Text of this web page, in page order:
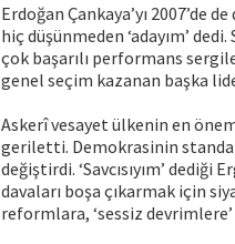
Erdoğan Çankaya’yı 2007’de
hiç düşünmeden ‘adayım’
çok başarılı performans
genel seçim kazanan başka
Askerî vesayet ülkenin en
geriletti. Demokrasinin
değiştirdi. ‘Savcısıyım’
davaları boşa çıkarmak için
reformlara, ‘sessiz